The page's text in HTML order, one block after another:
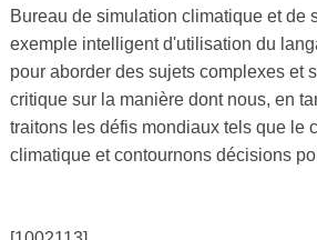
Bureau de simulation climatique et de
exemple intelligent d'utilisation du
pour aborder des sujets complexes et
critique sur la manière dont nous, en
traitons les défis mondiaux tels que le
climatique et contournons décisions